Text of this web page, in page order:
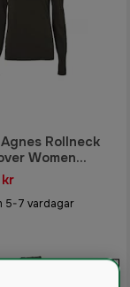
Rollneck
Women
5-7 vardagar